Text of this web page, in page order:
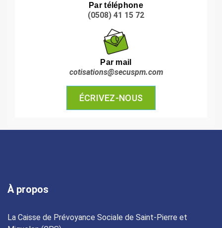
Par téléphone
(0508) 41 15 72
Par mail
cotisations@secuspm.com
ÉCRIVEZ-NOUS
À propos
La Caisse de Prévoyance Sociale de Saint-Pierre et